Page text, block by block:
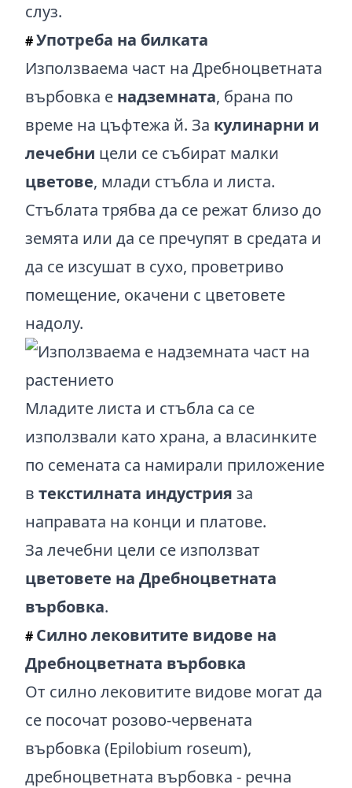
слуз.
#Употреба на билката
Използваема част на Дребноцветната
върбовка е надземната, брана по
време на цъфтежа й. За кулинарни и
лечебни цели се събират малки
цветове, млади стъбла и листа.
Стъблата трябва да се режат близо до
земята или да се пречупят в средата и
да се изсушат в сухо, проветриво
помещение, окачени с цветовете
надолу.
Младите листа и стъбла са се
използвали като храна, а власинките
по семената са намирали приложение
в текстилната индустрия за
направата на конци и платове.
За лечебни цели се използват
цветовете на Дребноцветната
върбовка.
# Силно лековитите видове на
Дребноцветната върбовка
От силно лековитите видове могат да
се посочат розово-червената
върбовка (Epilobium roseum),
дребноцветната върбовка - речна